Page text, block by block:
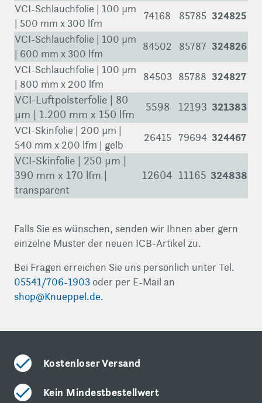
VCI-Schlauchfolie | 100 µm
| 500 mm x 300 lfm
74168 85785 324825
VCI-Schlauchfolie | 100 µm
| 600 mm x 300 lfm
84502 85787 324826
VCI-Schlauchfolie | 100 µm
| 800 mm x 200 lfm
84503 85788 324827
VCI-Luftpolsterfolie | 80
µm | 1.200 mm x 150 lfm
5598 12193 321383
VCI-Skinfolie | 200 µm |
540 mm x 200 lfm | gelb
26415 79694 324467
VCI-Skinfolie | 250 µm |
390 mm x 170 lfm |
transparent
12604 11165 324838
Falls Sie es wünschen, senden wir Ihnen aber gern
einzelne Muster der neuen ICB-Artikel zu.
Bei Fragen erreichen Sie uns persönlich unter Tel.
05541/706-1903 oder per E-Mail an
shop@Knueppel.de.
Kostenloser Versand
Kein Mindestbestellwert